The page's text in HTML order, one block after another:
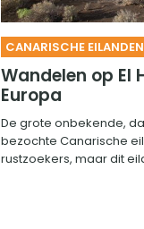
CANARISCHE EILANDEN
Wandelen op El
Europa
De grote onbekende,
bezochte Canarische
rustzoekers, maar dit